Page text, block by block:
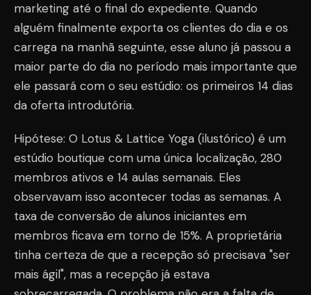
marketing até o final do expediente. Quando
alguém finalmente exporta os clientes do dia e os
carrega na manhã seguinte, esse aluno já passou a
maior parte do dia no período mais importante que
ele passará com o seu estúdio: os primeiros 14 dias
da oferta introdutória.
Hipótese: O Lotus & Lattice Yoga (ilustórico) é um
estúdio boutique com uma única localização, 280
membros ativos e 14 aulas semanais. Eles
observavam isso acontecer todas as semanas. A
taxa de conversão de alunos iniciantes em
membros ficava em torno de 15%. A proprietária
tinha certeza de que a recepção só precisava "ser
mais ágil", mas a recepção já estava